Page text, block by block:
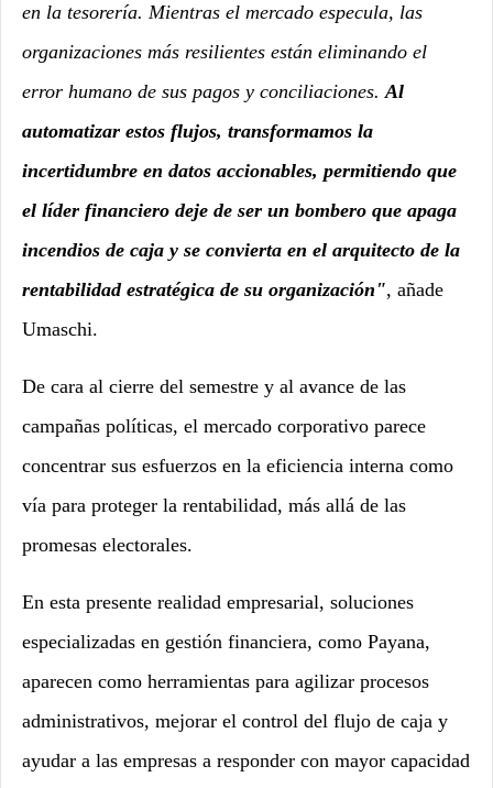
en la tesorería. Mientras el mercado especula, las
organizaciones más resilientes están eliminando el
error humano de sus pagos y conciliaciones.Al
automatizar estos flujos, transformamos la
incertidumbre en datos accionables, permitiendo que
el líder financiero deje de ser un bombero que apaga
incendios de caja y se convierta en el arquitecto de la
rentabilidad estratégica de su organización", añade
Umaschi.
De cara al cierre del semestre y al avance de las
campañas políticas, el mercado corporativo parece
concentrar sus esfuerzos en la eficiencia interna como
vía para proteger la rentabilidad, más allá de las
promesas electorales.
En esta presente realidad empresarial, soluciones
especializadas en gestión financiera, como Payana,
aparecen como herramientas para agilizar procesos
administrativos, mejorar el control del flujo de caja y
ayudar a las empresas a responder con mayor capacidad